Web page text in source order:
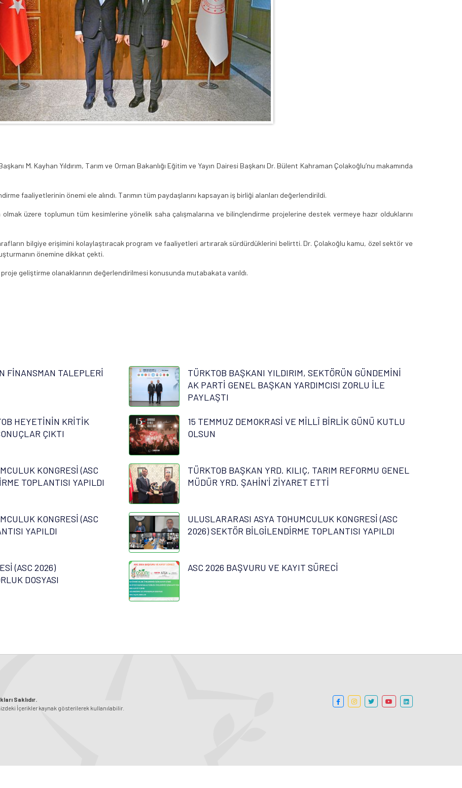
M. Kayhan Yıldırım, Tarım ve Orman Bakanlığı Eğitim ve Yayın Dairesi Başkanı Dr. Bülent Kahraman Çolakoğlu’nu makamında
faaliyetlerinin önemi ele alındı. Tarımın tüm paydaşlarını kapsayan iş birliği alanları değerlendirildi.
üzere toplumun tüm kesimlerine yönelik saha çalışmalarına ve bilinçlendirme projelerine destek vermeye hazır olduklarını
bilgiye erişimini kolaylaştıracak program ve faaliyetleri artırarak sürdürdüklerini belirtti. Dr. Çolakoğlu kamu, özel sektör ve
önemine dikkat çekti.
geliştirme olanaklarının değerlendirilmesi konusunda mutabakata varıldı.
FİNANSMAN TALEPLERİ
TÜRKTOB BAŞKANI YILDIRIM, SEKTÖRÜN GÜNDEMİNİ
AK PARTİ GENEL BAŞKAN YARDIMCISI ZORLU İLE
PAYLAŞTI
HEYETİNİN KRİTİK
ÇIKTI
15 TEMMUZ DEMOKRASİ VE MİLLÎ BİRLİK GÜNÜ KUTLU
OLSUN
KONGRESİ (ASC
TOPLANTISI YAPILDI
TÜRKTOB BAŞKAN YRD. KILIÇ, TARIM REFORMU GENEL
MÜDÜR YRD. ŞAHİN'İ ZİYARET ETTİ
KONGRESİ (ASC
YAPILDI
ULUSLARARASI ASYA TOHUMCULUK KONGRESİ (ASC
2026) SEKTÖR BİLGİLENDİRME TOPLANTISI YAPILDI
(ASC 2026)
DOSYASI
ASC 2026 BAŞVURU VE KAYIT SÜRECİ
Saklıdır.
İçerikler kaynak gösterilerek kullanılabilir.